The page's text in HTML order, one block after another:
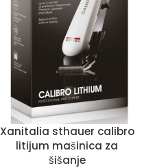
Xanitalia sthauer calibro
litijum mašinica za
šišanje